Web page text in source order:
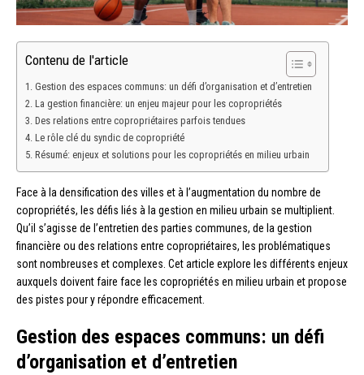
Contenu de l'article
Gestion des espaces communs: un défi d’organisation et d’entretien
La gestion financière: un enjeu majeur pour les copropriétés
Des relations entre copropriétaires parfois tendues
Le rôle clé du syndic de copropriété
Résumé: enjeux et solutions pour les copropriétés en milieu urbain
Face à la densification des villes et à l’augmentation du nombre de
copropriétés, les défis liés à la gestion en milieu urbain se multiplient.
Qu’il s’agisse de l’entretien des parties communes, de la gestion
financière ou des relations entre copropriétaires, les problématiques
sont nombreuses et complexes. Cet article explore les différents enjeux
auxquels doivent faire face les copropriétés en milieu urbain et propose
des pistes pour y répondre efficacement.
Gestion des espaces communs: un défi
d’organisation et d’entretien